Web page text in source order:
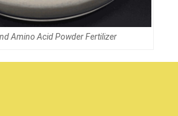
Amino Acid Powder Fertilizer